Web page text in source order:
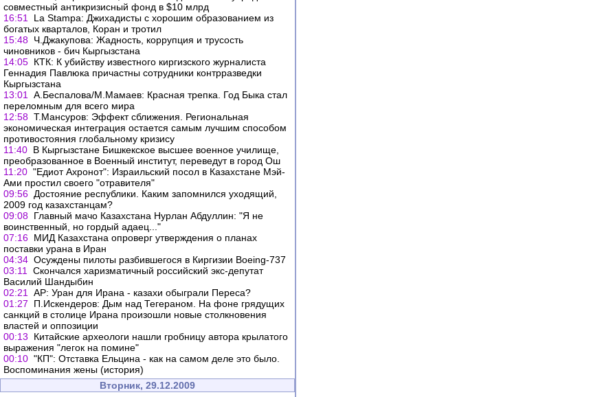
совместный антикризисный фонд в $10 млрд
16:51
La Stampa: Джихадисты с хорошим образованием из
богатых кварталов, Коран и тротил
15:48 Ч.Джакупова: Жадность, коррупция и трусость
чиновников - бич Кыргызстана
14:05 КТК: К убийству известного киргизского журналиста
Геннадия Павлюка причастны сотрудники контрразведки
Кыргызстана
13:01
А.Беспалова/М.Мамаев: Красная трепка. Год Быка стал
переломным для всего мира
12:58 Т.Мансуров: Эффект сближения. Региональная
экономическая интеграция остается самым лучшим способом
противостояния глобальному кризису
11:40 В Кыргызстане Бишкекское высшее военное училище,
преобразованное в Военный институт, переведут в город Ош
11:20 "Едиот Ахронот": Израильский посол в Казахстане Мэй-
Ами простил своего "отравителя"
09:56 Достояние республики. Каким запомнился уходящий,
2009 год казахстанцам?
09:08 Главный мачо Казахстана Нурлан Абдуллин: "Я не
воинственный, но гордый адаец..."
07:16 МИД Казахстана опроверг утверждения о планах
поставки урана в Иран
04:34 Осуждены пилоты разбившегося в Киргизии Boeing-737
03:11
Скончался харизматичный российский экс-депутат
Василий Шандыбин
02:21
АР: Уран для Ирана - казахи обыграли Переса?
01:27
П.Искендеров: Дым над Тегераном. На фоне грядущих
санкций в столице Ирана произошли новые столкновения
властей и оппозиции
00:13
Китайские археологи нашли гробницу автора крылатого
выражения "легок на помине"
00:10 "КП": Отставка Ельцина - как на самом деле это было.
Воспоминания жены (история)
Вторник, 29.12.2009